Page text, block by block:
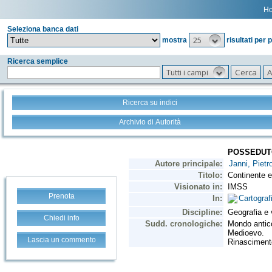
Seleziona banca dati
mostra
25 risultati per
Ricerca semplice
Tutti i campi
Ricerca su indici
Archivio di Autorità
Prenota
Chiedi info
Lascia un commento